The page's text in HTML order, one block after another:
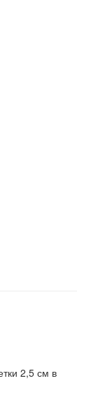
2,5 см в